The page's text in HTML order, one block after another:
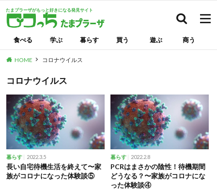
たまプラーザがもっと好きになる発見サイト
食べる 学ぶ 暮らす 買う 遊ぶ 商う
HOME コロナウイルス
コロナウイルス
暮らす 2022.3.5
長い自宅待機生活を終えて〜家
族がコロナになった体験談⑤
暮らす 2022.2.8
PCRはまさかの陰性！待機期間
どうなる？〜家族がコロナにな
った体験談④